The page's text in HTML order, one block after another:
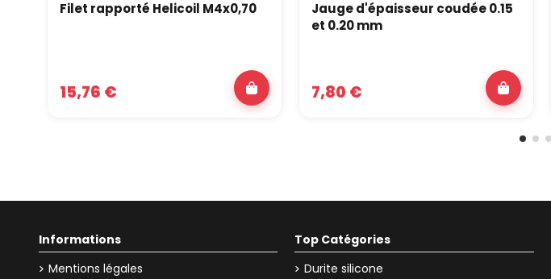
Filet rapporté Helicoil M4x0,70
15,76 €
Jauge d'épaisseur coudée 0.15
et 0.20 mm
7,80 €
Informations
Mentions légales
Top Catégories
Durite silicone